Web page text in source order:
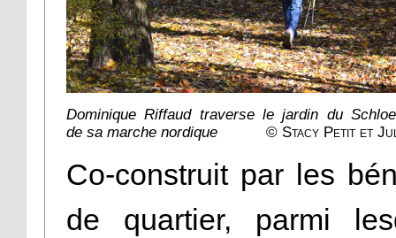
Dominique Riffaud traverse le jardin du
de sa marche nordique © Stacy Petit et
Co-construit par les
de quartier, parmi